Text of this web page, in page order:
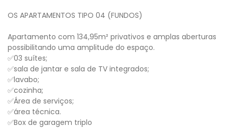
OS APARTAMENTOS TIPO 04 (FUNDOS)
Apartamento com 134,95m² privativos e amplas aberturas
possibilitando uma amplitude do espaço.
✅03 suítes;
✅sala de jantar e sala de TV integrados;
✅lavabo;
✅cozinha;
✅Área de serviços;
✅área técnica.
✅Box de garagem triplo